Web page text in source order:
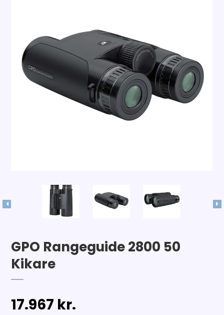
GPO Rangeguide 2800 50
Kikare
17.967 kr.